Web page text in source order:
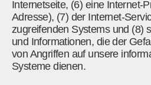
Internetseite, (6) eine Internet-
Adresse), (7) der Internet-
zugreifenden Systems und (8)
und Informationen, die der
von Angriffen auf unsere
Systeme dienen.